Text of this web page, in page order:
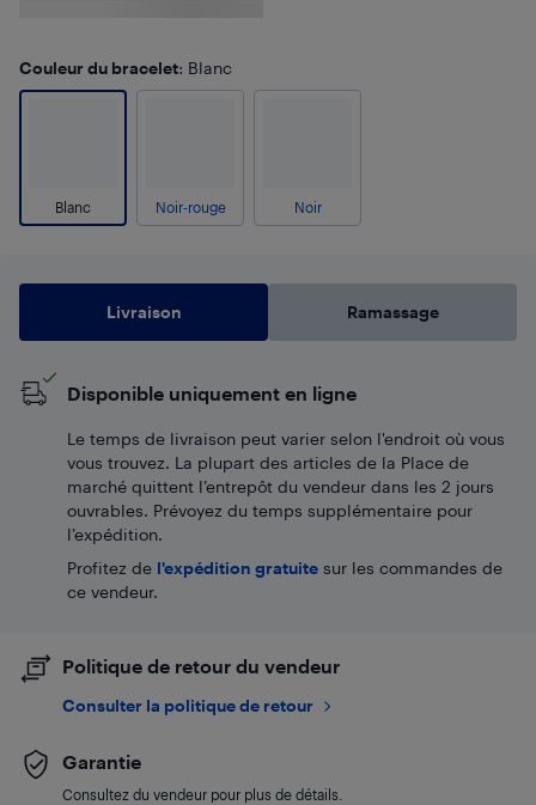
Couleur du bracelet: Blanc
Blanc Noir-rouge Noir
Livraison Ramassage
Disponible uniquement en ligne
Le temps de livraison peut varier selon l'endroit où vous
vous trouvez. La plupart des articles de la Place de
marché quittent l’entrepôt du vendeur dans les 2 jours
ouvrables. Prévoyez du temps supplémentaire pour
l’expédition.
Profitez de l'expédition gratuite sur les commandes de
ce vendeur.
Politique de retour du vendeur
Consulter la politique de retour
Garantie
Consultez du vendeur pour plus de détails.